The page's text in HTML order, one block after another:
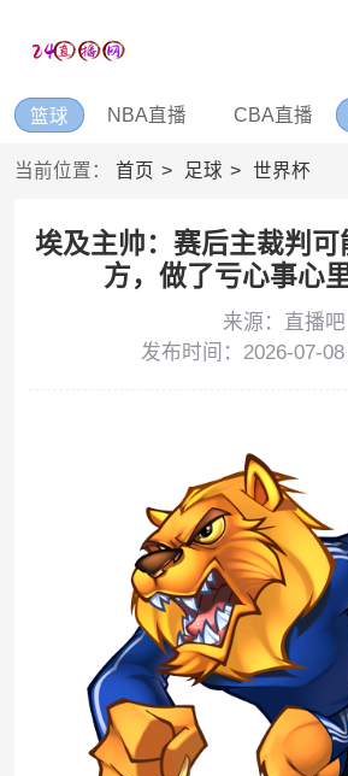
篮球 NBA直播 CBA直播
当前位置： 首页 足球 世界杯
埃及主帅：赛后主裁判
方，做了亏心事心
来源：直播吧
发布时间：2026-07-